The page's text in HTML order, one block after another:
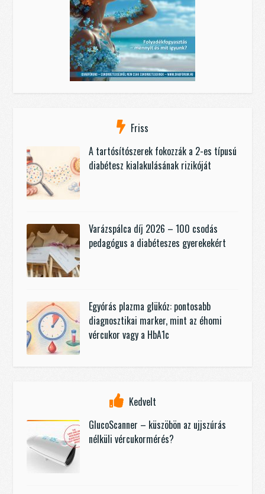
Friss
A tartósítószerek fokozzák a 2-es típusú
diabétesz kialakulásának rizikóját
Varázspálca díj 2026 – 100 csodás
pedagógus a diabéteszes gyerekekért
Egyórás plazma glükóz: pontosabb
diagnosztikai marker, mint az éhomi
vércukor vagy a HbA1c
Kedvelt
GlucoScanner – küszöbön az ujjszúrás
nélküli vércukormérés?